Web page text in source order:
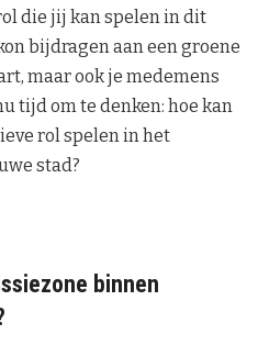
die jij kan spelen in dit
bijdragen aan een groene
maar ook je medemens
tijd om te denken: hoe kan
rol spelen in het
stad?
binnen